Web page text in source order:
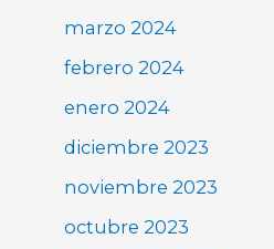
marzo 2024
febrero 2024
enero 2024
diciembre 2023
noviembre 2023
octubre 2023